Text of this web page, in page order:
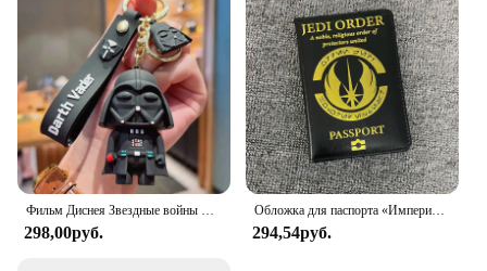
298,00руб.
Обложка для паспорта «Империя Галактика»
294,54руб.